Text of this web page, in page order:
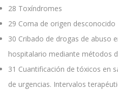
28 Toxíndromes
29 Coma de origen desconocido
30 Cribado de drogas de abuso
hospitalario mediante métodos
31 Cuantificación de tóxicos en
de urgencias. Intervalos